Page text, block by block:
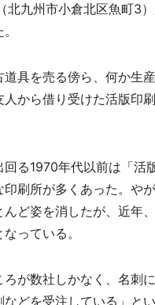
九州市小倉北区魚町3
具を売る傍ら、何か生
から借り受けた活版印
る1970年代以前は「活
刷所が多くあった。や
ど姿を消したが、近年
っている。
が数社しかなく、名刺
どを受注している」と